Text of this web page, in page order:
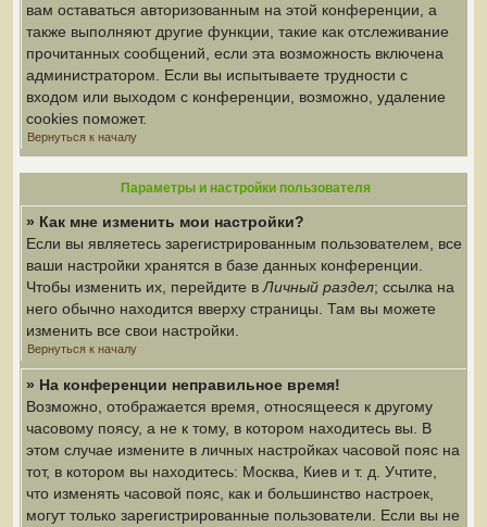
вам оставаться авторизованным на этой конференции, а
также выполняют другие функции, такие как отслеживание
прочитанных сообщений, если эта возможность включена
администратором. Если вы испытываете трудности с
входом или выходом с конференции, возможно, удаление
cookies поможет.
Вернуться к началу
Параметры и настройки пользователя
» Как мне изменить мои настройки?
Если вы являетесь зарегистрированным пользователем, все
ваши настройки хранятся в базе данных конференции.
Чтобы изменить их, перейдите в Личный раздел; ссылка на
него обычно находится вверху страницы. Там вы можете
изменить все свои настройки.
Вернуться к началу
» На конференции неправильное время!
Возможно, отображается время, относящееся к другому
часовому поясу, а не к тому, в котором находитесь вы. В
этом случае измените в личных настройках часовой пояс на
тот, в котором вы находитесь: Москва, Киев и т. д. Учтите,
что изменять часовой пояс, как и большинство настроек,
могут только зарегистрированные пользователи. Если вы не